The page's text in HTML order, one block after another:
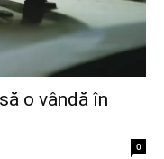
o vândă în
0